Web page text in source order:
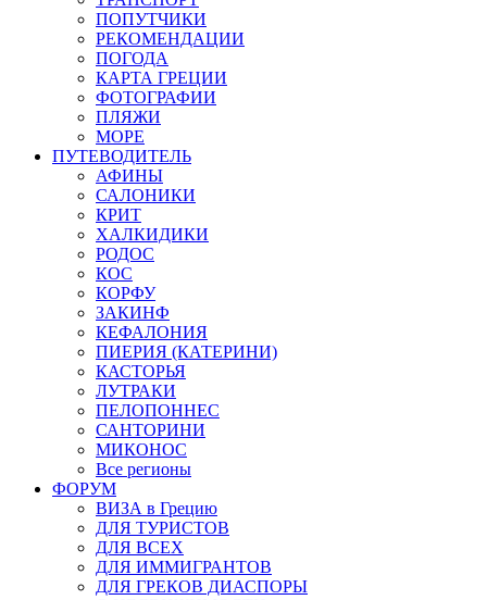
ПОПУТЧИКИ
РЕКОМЕНДАЦИИ
ПОГОДА
КАРТА ГРЕЦИИ
ФОТОГРАФИИ
ПЛЯЖИ
МОРЕ
ПУТЕВОДИТЕЛЬ
АФИНЫ
САЛОНИКИ
КРИТ
ХАЛКИДИКИ
РОДОС
КОС
КОРФУ
ЗАКИНФ
КЕФАЛОНИЯ
ПИЕРИЯ (КАТЕРИНИ)
КАСТОРЬЯ
ЛУТРАКИ
ПЕЛОПОННЕС
САНТОРИНИ
МИКОНОС
Все регионы
ФОРУМ
ВИЗА в Грецию
ДЛЯ ТУРИСТОВ
ДЛЯ ВСЕХ
ДЛЯ ИММИГРАНТОВ
ДЛЯ ГРЕКОВ ДИАСПОРЫ